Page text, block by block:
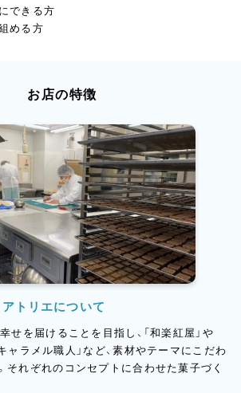
できる方
める方
お店の特徴
トリエについて
せを届けることを目指し、「和楽紅屋」や
キャラメル職人」など、素材やテーマにこだわ
それぞれのコンセプトに合わせた菓子づく